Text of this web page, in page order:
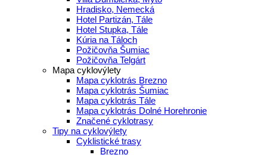
Hradisko, Nemecká
Hotel Partizán, Tále
Hotel Stupka, Tále
Kúria na Táloch
Požičovňa Šumiac
Požičovňa Telgárt
Mapa cyklovýlety
Mapa cyklotrás Brezno
Mapa cyklotrás Šumiac
Mapa cyklotrás Tále
Mapa cyklotrás Dolné Horehronie
Značené cyklotrasy
Tipy na cyklovýlety
Cyklistické trasy
Brezno